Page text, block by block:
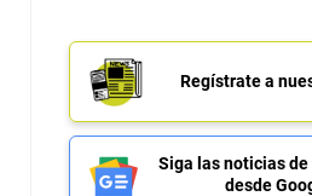
Regístrate a
Siga las noticias de
desde